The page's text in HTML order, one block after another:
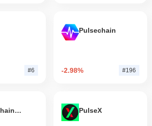
#6
Pulsechain
-2.98% #196
Pulsechain Bridged HEX (Pulsechain) PulseX